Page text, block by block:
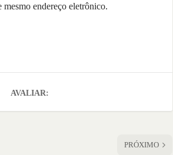
mesmo endereço eletrônico.
AVALIAR:
PRÓXIMO